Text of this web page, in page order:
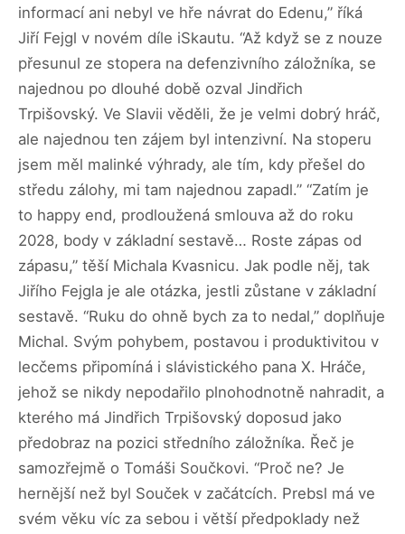
informací ani nebyl ve hře návrat do Edenu,” říká
Jiří Fejgl v novém díle iSkautu. “Až když se z nouze
přesunul ze stopera na defenzivního záložníka, se
najednou po dlouhé době ozval Jindřich
Trpišovský. Ve Slavii věděli, že je velmi dobrý hráč,
ale najednou ten zájem byl intenzivní. Na stoperu
jsem měl malinké výhrady, ale tím, kdy přešel do
středu zálohy, mi tam najednou zapadl.” “Zatím je
to happy end, prodloužená smlouva až do roku
2028, body v základní sestavě… Roste zápas od
zápasu,” těší Michala Kvasnicu. Jak podle něj, tak
Jiřího Fejgla je ale otázka, jestli zůstane v základní
sestavě. “Ruku do ohně bych za to nedal,” doplňuje
Michal. Svým pohybem, postavou i produktivitou v
lecčems připomíná i slávistického pana X. Hráče,
jehož se nikdy nepodařilo plnohodnotně nahradit, a
kterého má Jindřich Trpišovský doposud jako
předobraz na pozici středního záložníka. Řeč je
samozřejmě o Tomáši Součkovi. “Proč ne? Je
hernější než byl Souček v začátcích. Prebsl má ve
svém věku víc za sebou i větší předpoklady než